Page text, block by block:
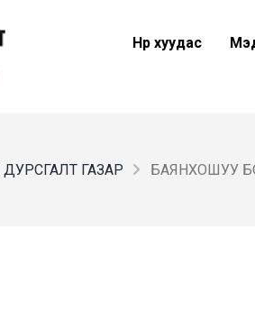
Нүүр хуудас
ДУРСГАЛТ ГАЗАР БАЯНХОШУУ